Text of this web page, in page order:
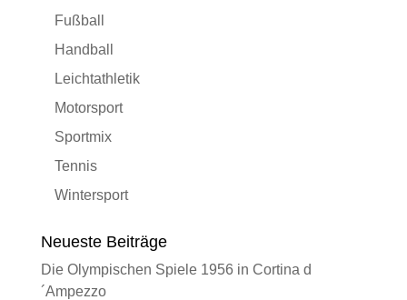
Fußball
Handball
Leichtathletik
Motorsport
Sportmix
Tennis
Wintersport
Neueste Beiträge
Die Olympischen Spiele 1956 in Cortina d
´Ampezzo